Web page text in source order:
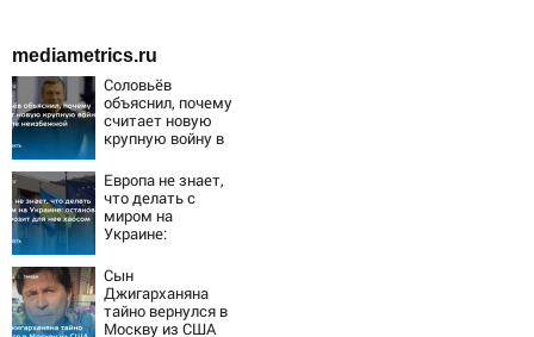
mediametrics.ru
Соловьёв
объяснил, почему
считает новую
крупную войну в
неизбежной
Европа не знает,
что делать с
миром на
Украине:
грозит для нее
хаосом
Сын
Джигарханяна
тайно вернулся в
Москву из США